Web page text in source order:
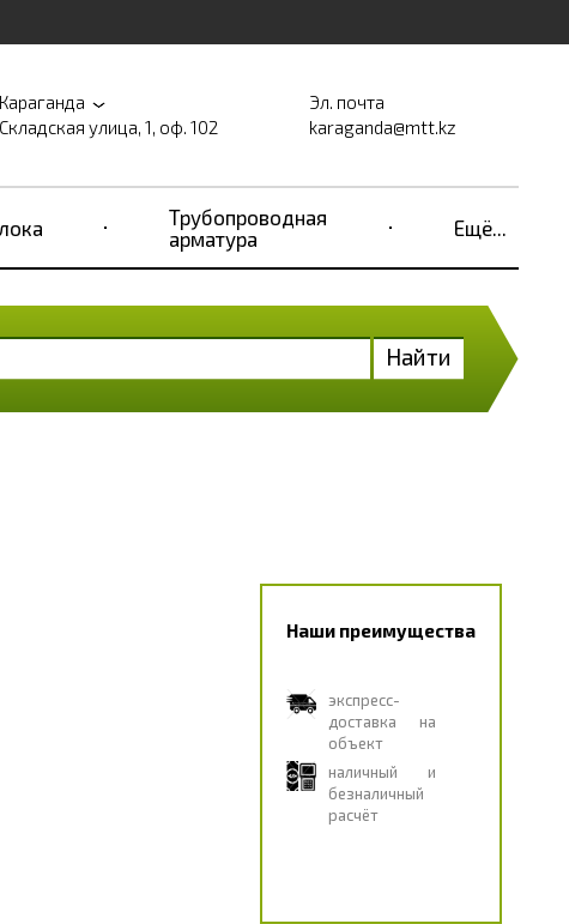
Караганда
Складская улица, 1, оф. 102
Эл. почта
karaganda@mtt.kz
Трубопроводная
арматура
Ещё...
Найти
Наши преимущества
экспресс-
доставка на
объект
наличный и
безналичный
расчёт